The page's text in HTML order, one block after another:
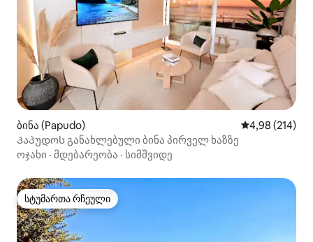
ბინა (Papudo) საშუალო
4,98 (214)
Პაპუდოს განახლებული ბინა პირველ ხაზზე
ოჯახი · მდებარეობა · სიმშვიდე
სტუმართა რჩეული
სტუმართა რჩეული